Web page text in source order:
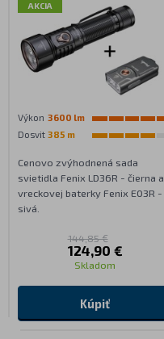
AKCIA
Výkon 3600 lm
Dosvit 385 m
Cenovo zvýhodnená sada
svietidla Fenix LD36R - čierna a
vreckovej baterky Fenix E03R -
sivá.
144,85 €
124,90 €
Skladom
Kúpiť